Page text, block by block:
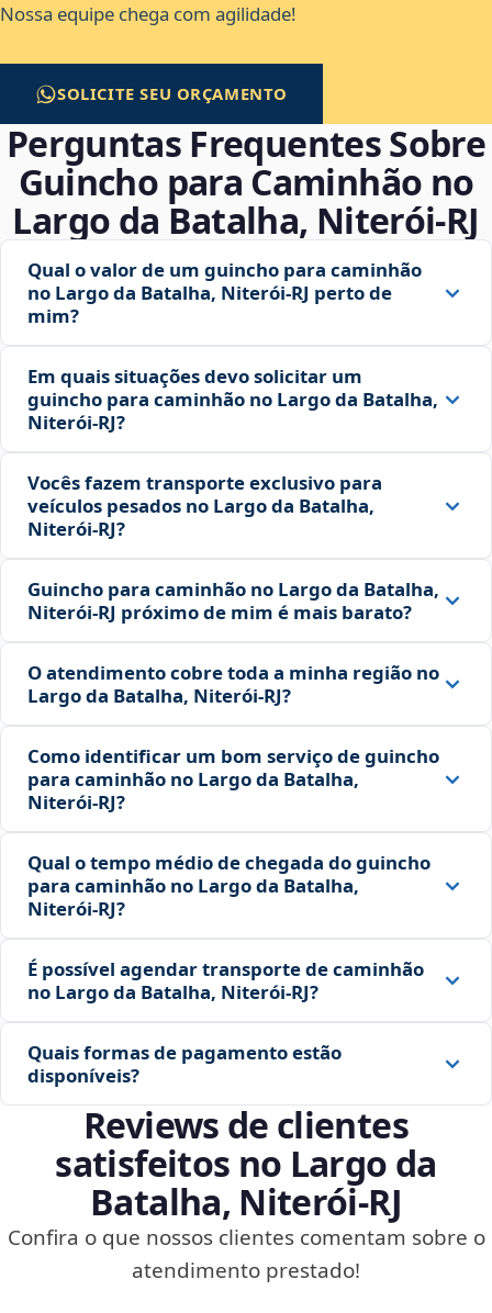
Nossa equipe chega com agilidade!
SOLICITE SEU ORÇAMENTO
Perguntas Frequentes Sobre
Guincho para Caminhão no
Largo da Batalha, Niterói‑RJ
Qual o valor de um guincho para caminhão
no Largo da Batalha, Niterói‑RJ perto de
mim?
Em quais situações devo solicitar um
guincho para caminhão no Largo da Batalha,
Niterói‑RJ?
Vocês fazem transporte exclusivo para
veículos pesados no Largo da Batalha,
Niterói‑RJ?
Guincho para caminhão no Largo da Batalha,
Niterói‑RJ próximo de mim é mais barato?
O atendimento cobre toda a minha região no
Largo da Batalha, Niterói‑RJ?
Como identificar um bom serviço de guincho
para caminhão no Largo da Batalha,
Niterói‑RJ?
Qual o tempo médio de chegada do guincho
para caminhão no Largo da Batalha,
Niterói‑RJ?
É possível agendar transporte de caminhão
no Largo da Batalha, Niterói‑RJ?
Quais formas de pagamento estão
disponíveis?
Reviews de clientes
satisfeitos no Largo da
Batalha, Niterói‑RJ
Confira o que nossos clientes comentam sobre o
atendimento prestado!